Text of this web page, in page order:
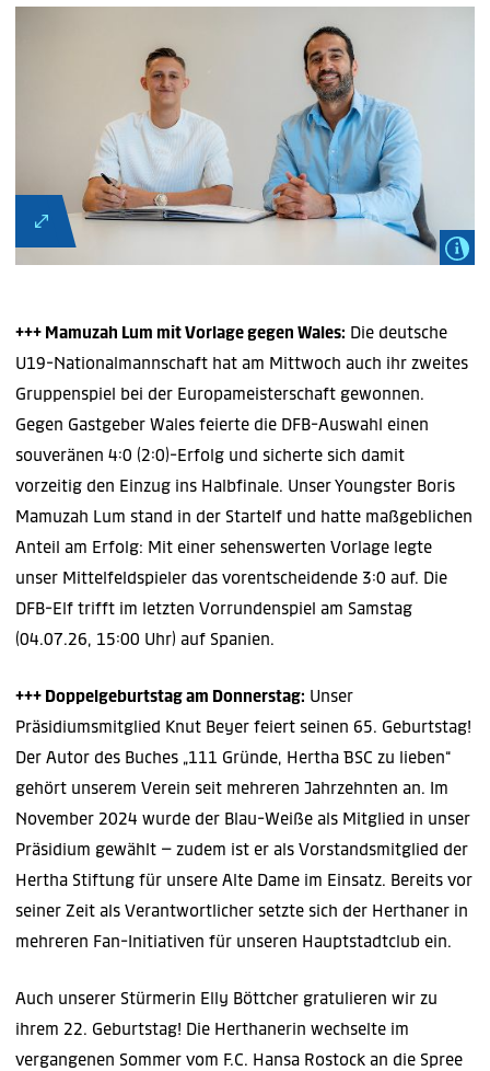
+++ Mamuzah Lum mit Vorlage gegen Wales: Die deutsche
U19-Nationalmannschaft hat am Mittwoch auch ihr zweites
Gruppenspiel bei der Europameisterschaft gewonnen.
Gegen Gastgeber Wales feierte die DFB-Auswahl einen
souveränen 4:0 (2:0)-Erfolg und sicherte sich damit
vorzeitig den Einzug ins Halbfinale. Unser Youngster Boris
Mamuzah Lum stand in der Startelf und hatte maßgeblichen
Anteil am Erfolg: Mit einer sehenswerten Vorlage legte
unser Mittelfeldspieler das vorentscheidende 3:0 auf. Die
DFB-Elf trifft im letzten Vorrundenspiel am Samstag
(04.07.26, 15:00 Uhr) auf Spanien.
+++ Doppelgeburtstag am Donnerstag: Unser
Präsidiumsmitglied Knut Beyer feiert seinen 65. Geburtstag!
Der Autor des Buches „111 Gründe, Hertha BSC zu lieben“
gehört unserem Verein seit mehreren Jahrzehnten an. Im
November 2024 wurde der Blau-Weiße als Mitglied in unser
Präsidium gewählt – zudem ist er als Vorstandsmitglied der
Hertha Stiftung für unsere Alte Dame im Einsatz. Bereits vor
seiner Zeit als Verantwortlicher setzte sich der Herthaner in
mehreren Fan-Initiativen für unseren Hauptstadtclub ein.
Auch unserer Stürmerin Elly Böttcher gratulieren wir zu
ihrem 22. Geburtstag! Die Herthanerin wechselte im
vergangenen Sommer vom F.C. Hansa Rostock an die Spree